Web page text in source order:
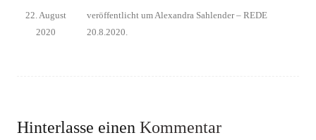
veröffentlicht
22. August
2020
um Alexandra Sahlender – REDE
20.8.2020
Hinterlasse einen Kommentar